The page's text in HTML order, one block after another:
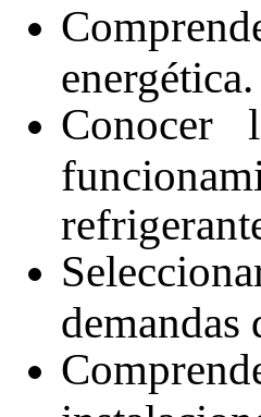
energética.
Conocer
demandas